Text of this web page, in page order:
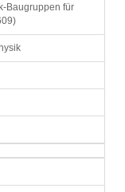
Baugruppen für